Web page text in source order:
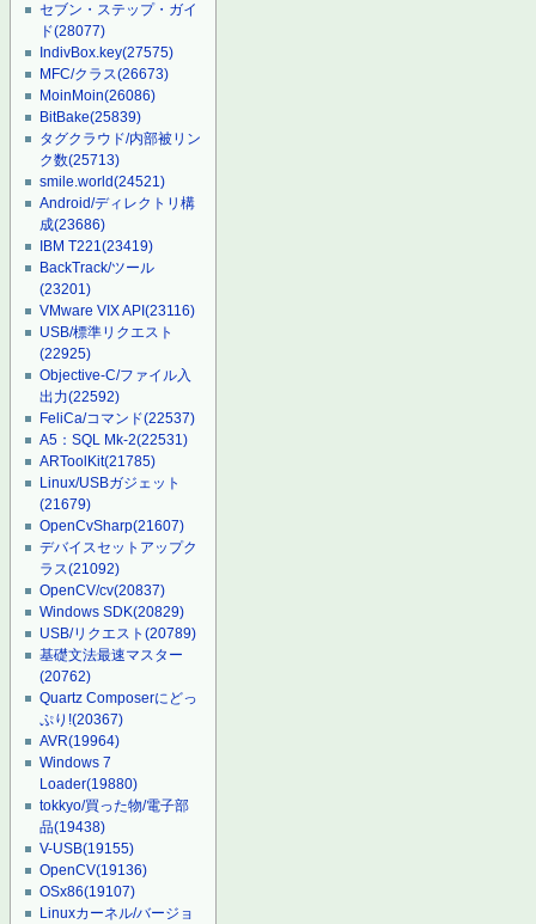
セブン・ステップ・ガイ
ド(28077)
IndivBox.key(27575)
MFC/クラス(26673)
MoinMoin(26086)
BitBake(25839)
タグクラウド/内部被リン
ク数(25713)
smile.world(24521)
Android/ディレクトリ構
成(23686)
IBM T221(23419)
BackTrack/ツール
(23201)
VMware VIX API(23116)
USB/標準リクエスト
(22925)
Objective-C/ファイル入
出力(22592)
FeliCa/コマンド(22537)
A5：SQL Mk-2(22531)
ARToolKit(21785)
Linux/USBガジェット
(21679)
OpenCvSharp(21607)
デバイスセットアップク
ラス(21092)
OpenCV/cv(20837)
Windows SDK(20829)
USB/リクエスト(20789)
基礎文法最速マスター
(20762)
Quartz Composerにどっ
ぷり!(20367)
AVR(19964)
Windows 7
Loader(19880)
tokkyo/買った物/電子部
品(19438)
V-USB(19155)
OpenCV(19136)
OSx86(19107)
Linuxカーネル/バージョ